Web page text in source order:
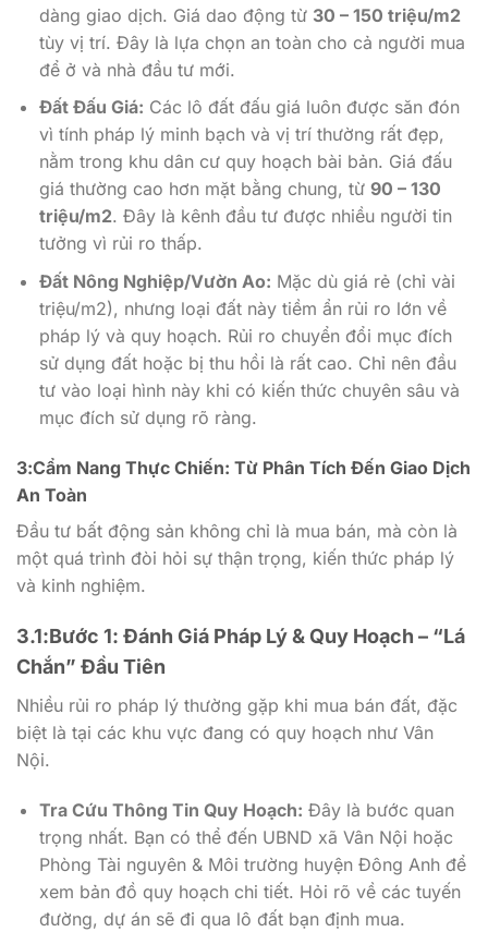
dàng giao dịch. Giá dao động từ 30 – 150 triệu/m2
tùy vị trí. Đây là lựa chọn an toàn cho cả người mua
để ở và nhà đầu tư mới.
Đất Đấu Giá: Các lô đất đấu giá luôn được săn đón
vì tính pháp lý minh bạch và vị trí thường rất đẹp,
nằm trong khu dân cư quy hoạch bài bản. Giá đấu
giá thường cao hơn mặt bằng chung, từ 90 – 130
triệu/m2. Đây là kênh đầu tư được nhiều người tin
tưởng vì rủi ro thấp.
Đất Nông Nghiệp/Vườn Ao: Mặc dù giá rẻ (chỉ vài
triệu/m2), nhưng loại đất này tiềm ẩn rủi ro lớn về
pháp lý và quy hoạch. Rủi ro chuyển đổi mục đích
sử dụng đất hoặc bị thu hồi là rất cao. Chỉ nên đầu
tư vào loại hình này khi có kiến thức chuyên sâu và
mục đích sử dụng rõ ràng.
3:Cẩm Nang Thực Chiến: Từ Phân Tích Đến Giao Dịch
An Toàn
Đầu tư bất động sản không chỉ là mua bán, mà còn là
một quá trình đòi hỏi sự thận trọng, kiến thức pháp lý
và kinh nghiệm.
3.1:Bước 1: Đánh Giá Pháp Lý & Quy Hoạch – “Lá
Chắn” Đầu Tiên
Nhiều rủi ro pháp lý thường gặp khi mua bán đất, đặc
biệt là tại các khu vực đang có quy hoạch như Vân
Nội.
Tra Cứu Thông Tin Quy Hoạch: Đây là bước quan
trọng nhất. Bạn có thể đến UBND xã Vân Nội hoặc
Phòng Tài nguyên & Môi trường huyện Đông Anh để
xem bản đồ quy hoạch chi tiết. Hỏi rõ về các tuyến
đường, dự án sẽ đi qua lô đất bạn định mua.